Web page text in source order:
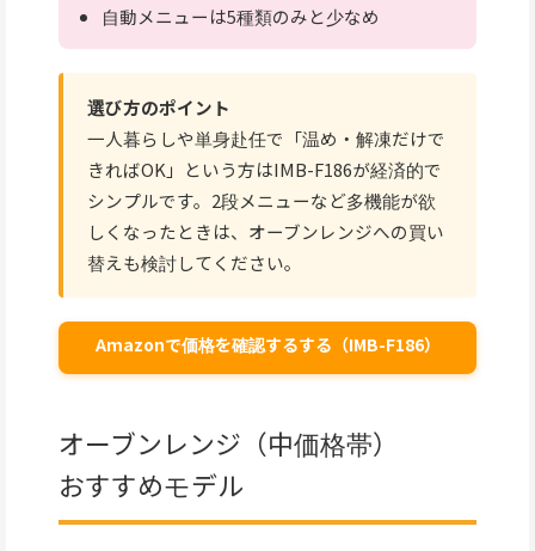
自動メニューは5種類のみと少なめ
選び方のポイント
一人暮らしや単身赴任で「温め・解凍だけで
きればOK」という方はIMB-F186が経済的で
シンプルです。2段メニューなど多機能が欲
しくなったときは、オーブンレンジへの買い
替えも検討してください。
Amazonで価格を確認するする（IMB-F186）
オーブンレンジ（中価格帯）
おすすめモデル